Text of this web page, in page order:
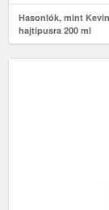
Hasonlók, mint
hajtípusra 200 ml